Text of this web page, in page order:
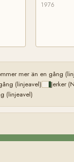
1976
mer än en gång
(linjeavel)
Jerker
(linjeavel)